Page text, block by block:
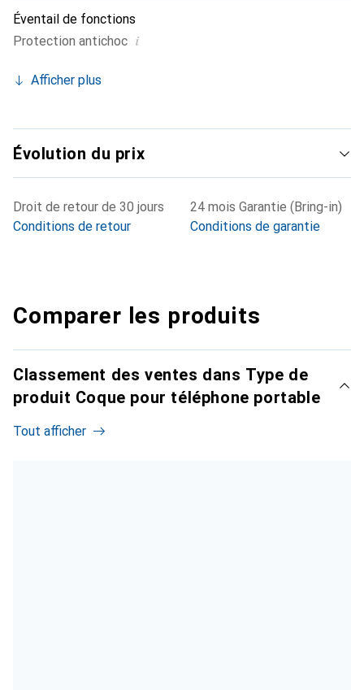
Éventail de fonctions
Protection antichoc i
Afficher plus
Évolution du prix
Droit de retour de 30 jours
Conditions de retour
24 mois Garantie (Bring-in)
Conditions de garantie
Comparer les produits
Classement des ventes dans Type de
produit Coque pour téléphone portable
Tout afficher